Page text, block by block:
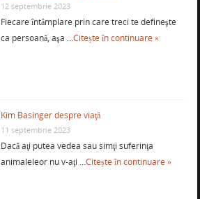
12 septembrie 2023
Fiecare întâmplare prin care treci te defineşte
ca persoană, aşa …Citește în continuare »
Kim Basinger despre viaţă
11 septembrie 2023
Dacă aţi putea vedea sau simţi suferinţa
animaleleor nu v-aţi …Citește în continuare »